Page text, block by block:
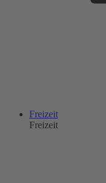
Freizeit
Freizeit